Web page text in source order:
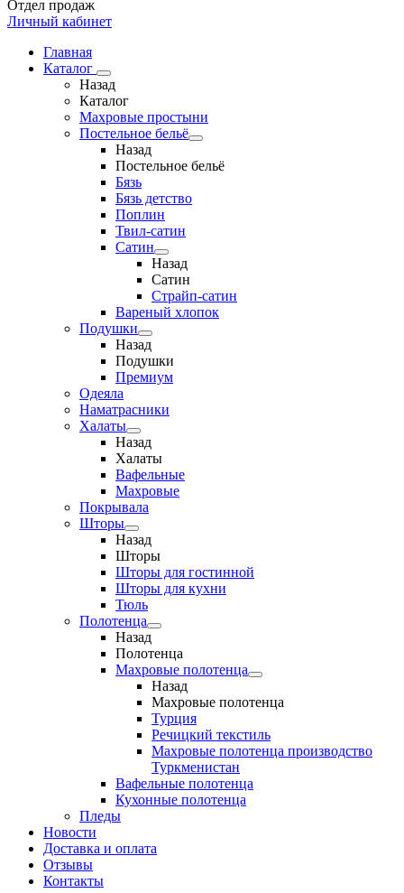
Отдел продаж
Личный кабинет
Главная
Каталог
Назад
Каталог
Махровые простыни
Постельное бельё
Назад
Постельное бельё
Бязь
Бязь детство
Поплин
Твил-сатин
Сатин
Назад
Сатин
Страйп-сатин
Вареный хлопок
Подушки
Назад
Подушки
Премиум
Одеяла
Наматрасники
Халаты
Назад
Халаты
Вафельные
Махровые
Покрывала
Шторы
Назад
Шторы
Шторы для гостинной
Шторы для кухни
Тюль
Полотенца
Назад
Полотенца
Махровые полотенца
Назад
Махровые полотенца
Турция
Речицкий текстиль
Махровые полотенца производство
Туркменистан
Вафельные полотенца
Кухонные полотенца
Пледы
Новости
Доставка и оплата
Отзывы
Контакты